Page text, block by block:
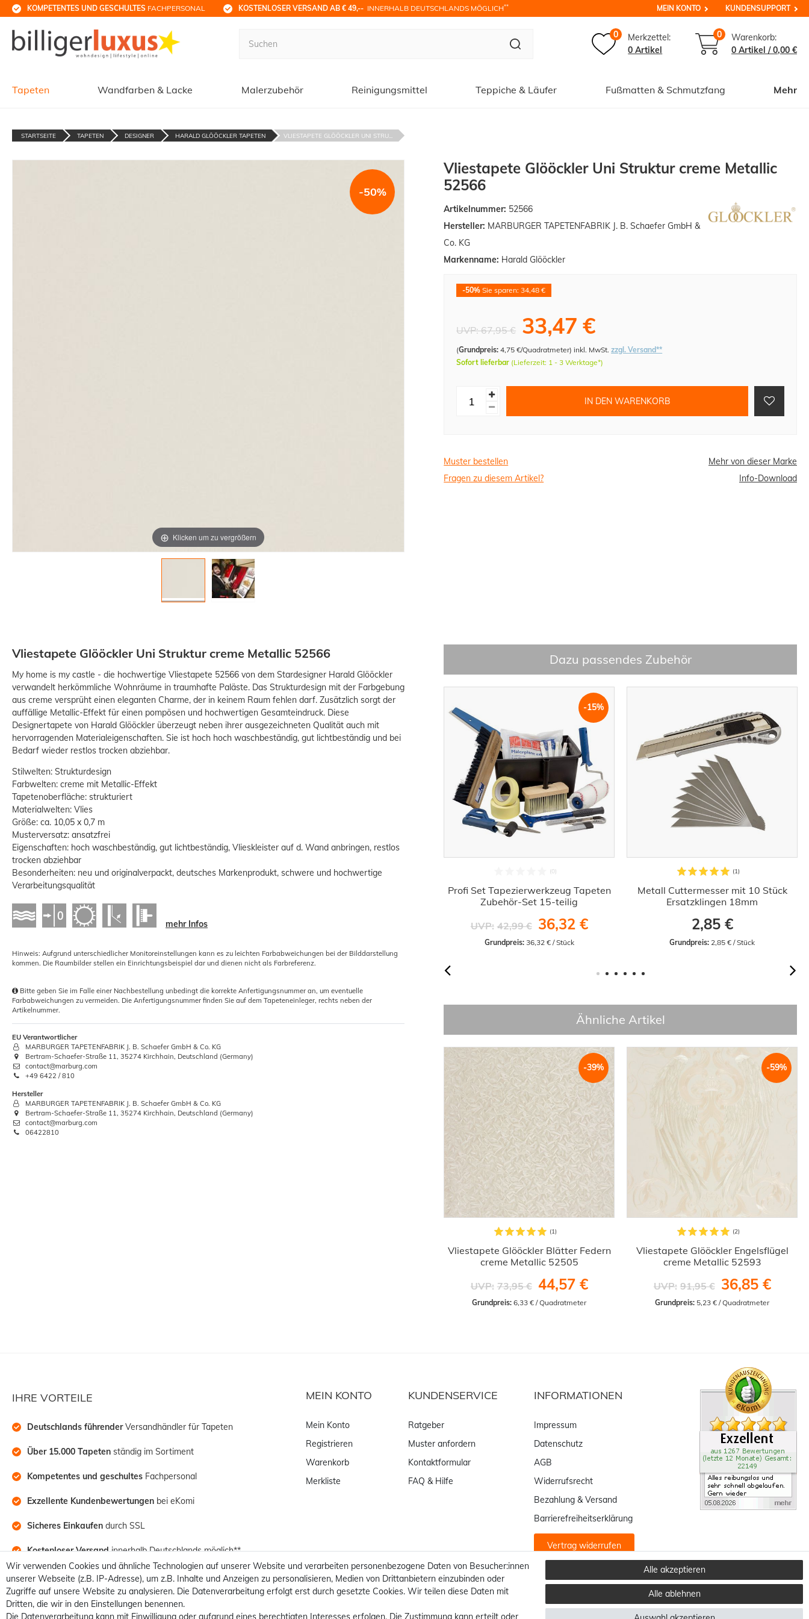
KOMPETENTES UND GESCHULTES FACHPERSONAL KOSTENLOSER VERSAND AB € 49,-- INNERHALB DEUTSCHLANDS MÖGLICH** MEIN KONTO KUNDENSUPPORT
0
Merkzettel:
0 Artikel
0
Warenkorb:
0 Artikel /0,00 €
Tapeten Wandfarben & Lacke Malerzubehör Reinigungsmittel Teppiche & Läufer Fußmatten & Schmutzfang Mehr
STARTSEITE TAPETEN DESIGNER HARALD GLÖÖCKLER TAPETEN VLIESTAPETE GLÖÖCKLER UNI STRU...
Klicken um zu vergrößern
-50%
Vliestapete Glööckler Uni Struktur creme Metallic
52566
Artikelnummer: 52566
Hersteller: MARBURGER TAPETENFABRIK J. B. Schaefer GmbH &
Co. KG
Markenname: Harald Glööckler
-50% Sie sparen: 34,48 €
UVP:67,95 € 33,47 €
(Grundpreis: 4,75 €/Quadratmeter)inkl. MwSt.zzgl. Versand**
Sofort lieferbar (Lieferzeit: 1 - 3 Werktage*)
IN DEN WARENKORB
Muster bestellen
Mehr von dieser Marke
Fragen zu diesem Artikel?
Info-Download
Vliestapete Glööckler Uni Struktur creme Metallic 52566
My home is my castle - die hochwertige Vliestapete 52566 von dem Stardesigner Harald Glööckler
verwandelt herkömmliche Wohnräume in traumhafte Paläste. Das Strukturdesign mit der Farbgebung
aus creme versprüht einen eleganten Charme, der in keinem Raum fehlen darf. Zusätzlich sorgt der
auffällige Metallic-Effekt für einen pompösen und hochwertigen Gesamteindruck. Diese
Designertapete von Harald Glööckler überzeugt neben ihrer ausgezeichneten Qualität auch mit
hervorragenden Materialeigenschaften. Sie ist hoch hoch waschbeständig, gut lichtbeständig und bei
Bedarf wieder restlos trocken abziehbar.
Stilwelten: Strukturdesign
Farbwelten: creme mit Metallic-Effekt
Tapetenoberfläche: strukturiert
Materialwelten: Vlies
Größe: ca. 10,05 x 0,7 m
Musterversatz: ansatzfrei
Eigenschaften: hoch waschbeständig, gut lichtbeständig, Vlieskleister auf d. Wand anbringen, restlos
trocken abziehbar
Besonderheiten: neu und originalverpackt, deutsches Markenprodukt, schwere und hochwertige
Verarbeitungsqualität
mehr Infos
Hinweis: Aufgrund unterschiedlicher Monitoreinstellungen kann es zu leichten Farbabweichungen bei der Bilddarstellung
kommen. Die Raumbilder stellen ein Einrichtungsbeispiel dar und dienen nicht als Farbreferenz.
Bitte geben Sie im Falle einer Nachbestellung unbedingt die korrekte Anfertigungsnummer an, um eventuelle
Farbabweichungen zu vermeiden. Die Anfertigungsnummer finden Sie auf dem Tapeteneinleger, rechts neben der
Artikelnummer.
EU Verantwortlicher
MARBURGER TAPETENFABRIK J. B. Schaefer GmbH & Co. KG
Bertram-Schaefer-Straße 11, 35274 Kirchhain, Deutschland (Germany)
contact@marburg.com
+49 6422 / 810
Hersteller
MARBURGER TAPETENFABRIK J. B. Schaefer GmbH & Co. KG
Bertram-Schaefer-Straße 11, 35274 Kirchhain, Deutschland (Germany)
contact@marburg.com
06422810
Dazu passendes Zubehör
Nahtroller für Tapeten mit konischer
Walze 4,5cm
1,41 €
-15%
Profi Set Tapezierwerkzeug Tapeten
Zubehör-Set 15-teilig
UVP: 42,99 € 36,32 €
Grundpreis: 36,32 € / Stück
Metall Cuttermesser mit 10 Stück
Ersatzklingen 18mm
2,85 €
Grundpreis: 2,85 € / Stück
Ähnliche Artikel
-39%
Vliestapete Glööckler Blätter Federn
creme Metallic 52505
UVP: 73,95 € 44,57 €
Grundpreis: 6,33 € / Quadratmeter
-59%
Vliestapete Glööckler Engelsflügel
creme Metallic 52593
UVP: 91,95 € 36,85 €
Grundpreis: 5,23 € / Quadratmeter
IHRE VORTEILE
Deutschlands führender Versandhändler für Tapeten
Über 15.000 Tapeten ständig im Sortiment
Kompetentes und geschultes Fachpersonal
Exzellente Kundenbewertungen bei eKomi
Sicheres Einkaufen durch SSL
Kostenloser Versand innerhalb Deutschlands möglich**
MEIN KONTO
Mein Konto
Registrieren
Warenkorb
Merkliste
KUNDENSERVICE
Ratgeber
Muster anfordern
Kontaktformular
FAQ & Hilfe
INFORMATIONEN
Impressum
Datenschutz
AGB
Widerrufsrecht
Bezahlung & Versand
Barrierefreiheitserklärung
Vertrag widerrufen
Wir verwenden Cookies und ähnliche Technologien auf unserer Website und verarbeiten personenbezogene Daten von Besucher:innen
unserer Webseite (z.B. IP-Adresse), um z.B. Inhalte und Anzeigen zu personalisieren, Medien von Drittanbietern einzubinden oder
Zugriffe auf unsere Website zu analysieren. Die Datenverarbeitung erfolgt erst durch gesetzte Cookies. Wir teilen diese Daten mit
Dritten, die wir in den Einstellungen benennen.
Die Datenverarbeitung kann mit Einwilligung oder aufgrund eines berechtigten Interesses erfolgen. Die Zustimmung kann erteilt oder
Alle akzeptieren
Alle ablehnen